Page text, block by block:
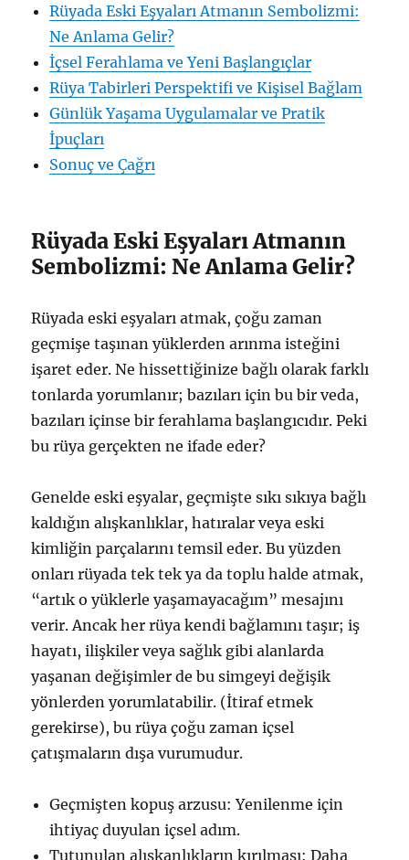
Rüyada Eski Eşyaları Atmanın Sembolizmi:
Ne Anlama Gelir?
İçsel Ferahlama ve Yeni Başlangıçlar
Rüya Tabirleri Perspektifi ve Kişisel Bağlam
Günlük Yaşama Uygulamalar ve Pratik
İpuçları
Sonuç ve Çağrı
Rüyada Eski Eşyaları Atmanın
Sembolizmi: Ne Anlama Gelir?
Rüyada eski eşyaları atmak, çoğu zaman
geçmişe taşınan yüklerden arınma isteğini
işaret eder. Ne hissettiğinize bağlı olarak farklı
tonlarda yorumlanır; bazıları için bu bir veda,
bazıları içinse bir ferahlama başlangıcıdır. Peki
bu rüya gerçekten ne ifade eder?
Genelde eski eşyalar, geçmişte sıkı sıkıya bağlı
kaldığın alışkanlıklar, hatıralar veya eski
kimliğin parçalarını temsil eder. Bu yüzden
onları rüyada tek tek ya da toplu halde atmak,
“artık o yüklerle yaşamayacağım” mesajını
verir. Ancak her rüya kendi bağlamını taşır; iş
hayatı, ilişkiler veya sağlık gibi alanlarda
yaşanan değişimler de bu simgeyi değişik
yönlerden yorumlatabilir. (İtiraf etmek
gerekirse), bu rüya çoğu zaman içsel
çatışmaların dışa vurumudur.
Geçmişten kopuş arzusu: Yenilenme için
ihtiyaç duyulan içsel adım.
Tutunulan alışkanlıkların kırılması: Daha